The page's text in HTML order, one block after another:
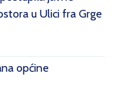
u Ulici fra Grge
općine